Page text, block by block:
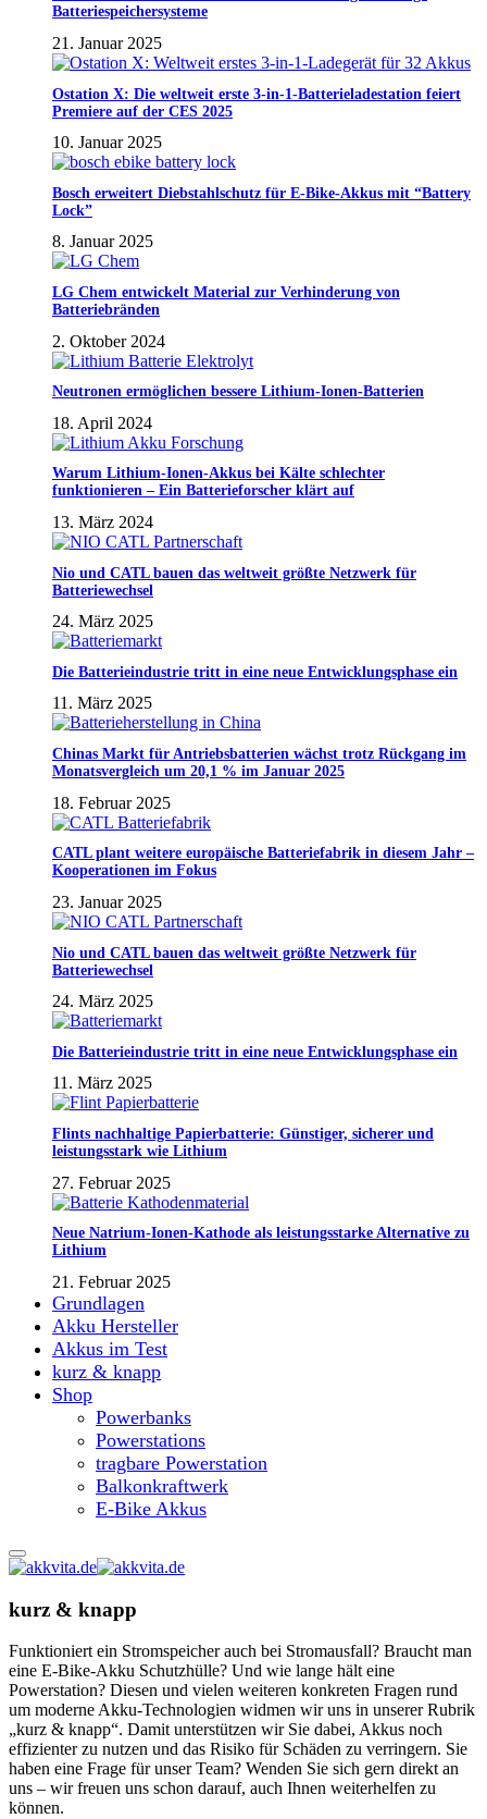
Batteriespeichersysteme
21. Januar 2025
Ostation X: Die weltweit erste 3-in-1-Batterieladestation feiert
Premiere auf der CES 2025
10. Januar 2025
Bosch erweitert Diebstahlschutz für E-Bike-Akkus mit “Battery
Lock”
8. Januar 2025
LG Chem entwickelt Material zur Verhinderung von
Batteriebränden
2. Oktober 2024
Neutronen ermöglichen bessere Lithium-Ionen-Batterien
18. April 2024
Warum Lithium-Ionen-Akkus bei Kälte schlechter
funktionieren – Ein Batterieforscher klärt auf
13. März 2024
Nio und CATL bauen das weltweit größte Netzwerk für
Batteriewechsel
24. März 2025
Die Batterieindustrie tritt in eine neue Entwicklungsphase ein
11. März 2025
Chinas Markt für Antriebsbatterien wächst trotz Rückgang im
Monatsvergleich um 20,1 % im Januar 2025
18. Februar 2025
CATL plant weitere europäische Batteriefabrik in diesem Jahr –
Kooperationen im Fokus
23. Januar 2025
Nio und CATL bauen das weltweit größte Netzwerk für
Batteriewechsel
24. März 2025
Die Batterieindustrie tritt in eine neue Entwicklungsphase ein
11. März 2025
Flints nachhaltige Papierbatterie: Günstiger, sicherer und
leistungsstark wie Lithium
27. Februar 2025
Neue Natrium-Ionen-Kathode als leistungsstarke Alternative zu
Lithium
21. Februar 2025
Grundlagen
Akku Hersteller
Akkus im Test
kurz & knapp
Shop
Powerbanks
Powerstations
tragbare Powerstation
Balkonkraftwerk
E-Bike Akkus
kurz & knapp
Funktioniert ein Stromspeicher auch bei Stromausfall? Braucht man
eine E-Bike-Akku Schutzhülle? Und wie lange hält eine
Powerstation? Diesen und vielen weiteren konkreten Fragen rund
um moderne Akku-Technologien widmen wir uns in unserer Rubrik
„kurz & knapp“. Damit unterstützen wir Sie dabei, Akkus noch
effizienter zu nutzen und das Risiko für Schäden zu verringern. Sie
haben eine Frage für unser Team? Wenden Sie sich gern direkt an
uns – wir freuen uns schon darauf, auch Ihnen weiterhelfen zu
können.